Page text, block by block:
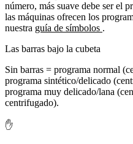
número, más suave debe ser el
las máquinas ofrecen los
nuestra guía de símbolos .
Las barras bajo la cubeta
Sin barras = programa normal
programa sintético/delicado
programa muy delicado/lana
centrifugado).
✋